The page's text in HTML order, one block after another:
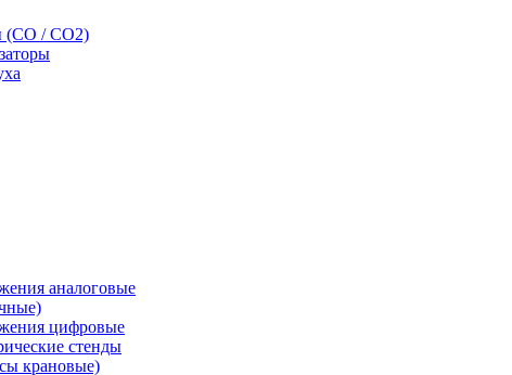
(CO / CO2)
аналоговые
цифровые
стенды
крановые)